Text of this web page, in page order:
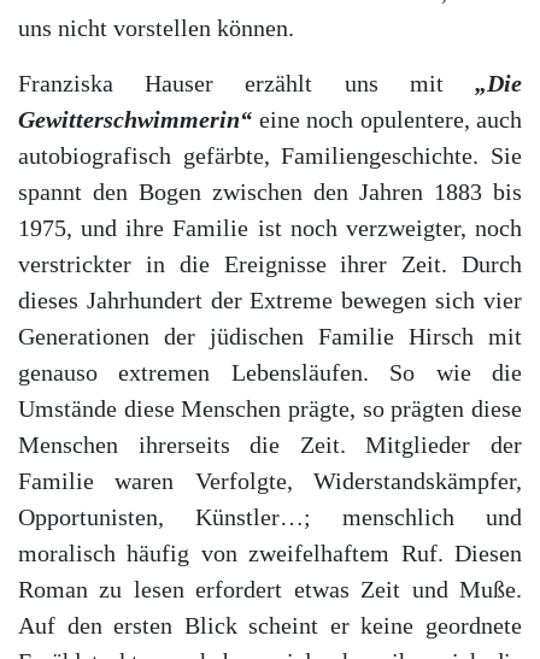
uns nicht vorstellen können.
Franziska Hauser erzählt uns mit „Die
Gewitterschwimmerin“ eine noch opulentere, auch
autobiografisch gefärbte, Familiengeschichte. Sie
spannt den Bogen zwischen den Jahren 1883 bis
1975, und ihre Familie ist noch verzweigter, noch
verstrickter in die Ereignisse ihrer Zeit. Durch
dieses Jahrhundert der Extreme bewegen sich vier
Generationen der jüdischen Familie Hirsch mit
genauso extremen Lebensläufen. So wie die
Umstände diese Menschen prägte, so prägten diese
Menschen ihrerseits die Zeit. Mitglieder der
Familie waren Verfolgte, Widerstandskämpfer,
Opportunisten, Künstler…; menschlich und
moralisch häufig von zweifelhaftem Ruf. Diesen
Roman zu lesen erfordert etwas Zeit und Muße.
Auf den ersten Blick scheint er keine geordnete